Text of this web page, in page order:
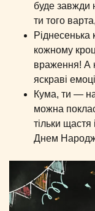
буде завжди
ти того
Ріднесенька
кожному
враження! А
яскраві
Кума, ти —
можна
тільки
Днем